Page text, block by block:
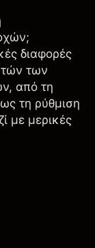
διαφορές
των
από τη
τη ρύθμιση
με μερικές